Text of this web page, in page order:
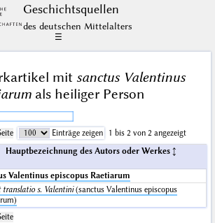
Geschichts­quellen
des deutschen Mittelalters
☰
mit sanctus Valentinus
als heiliger Person
Einträge zeigen
1 bis 2 von 2 angezeigt
Hauptbezeichnung des Autors oder Werkes
Valentinus episcopus Raetiarum
translatio s. Valentini(sanctus Valentinus episcopus